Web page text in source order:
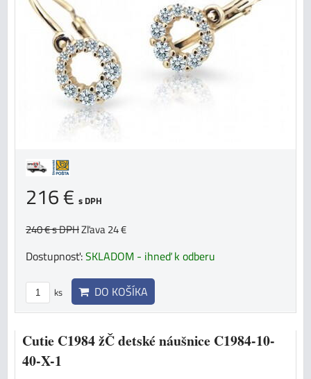
216 € s DPH
240 €s DPHZľava 24 €
Dostupnosť:SKLADOM - ihneď k odberu
ks DO KOŠÍKA
Cutie C1984 žČ detské náušnice C1984-10-
40-X-1